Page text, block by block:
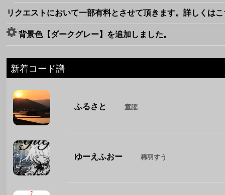
リクエストにおいて一部有料とさせて頂きます。詳しくは
背景色【ダークグレー】を追加しました。
新着コード譜
ふるさと 童謡
ゆーえふおー 稀羽すう